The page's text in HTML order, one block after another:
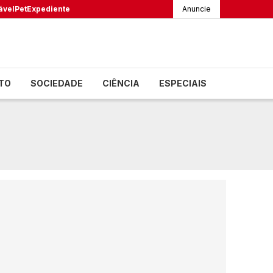
PetExpediente Anuncie
SOCIEDADE CIÊNCIA ESPECIAIS